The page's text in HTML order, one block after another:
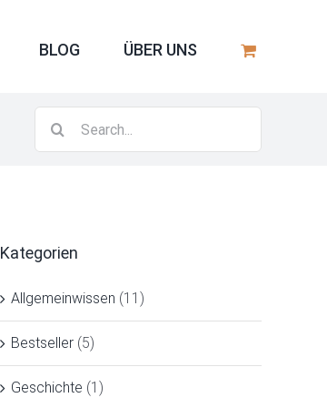
BLOG ÜBER UNS
Kategorien
Allgemeinwissen (11)
Bestseller (5)
Geschichte (1)